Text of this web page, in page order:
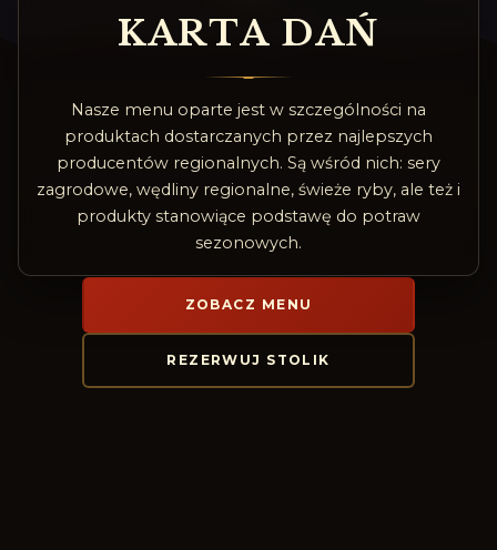
KARTA DAŃ
Nasze menu oparte jest w szczególności na
produktach dostarczanych przez najlepszych
producentów regionalnych. Są wśród nich: sery
zagrodowe, wędliny regionalne, świeże ryby, ale też i
produkty stanowiące podstawę do potraw
sezonowych.
ZOBACZ MENU
REZERWUJ STOLIK